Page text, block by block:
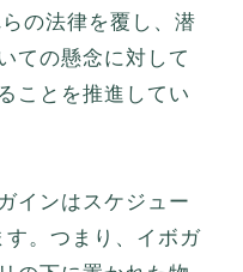
の法律を覆し、潜
ての懸念に対して
ことを推進してい
インはスケジュー
。つまり、イボガ